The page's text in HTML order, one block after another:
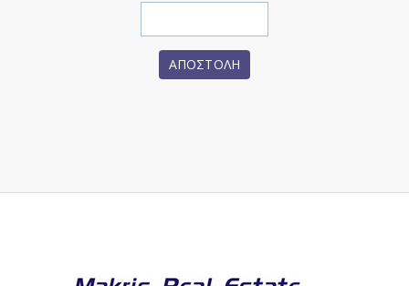
ΑΠΟΣΤΟΛΗ